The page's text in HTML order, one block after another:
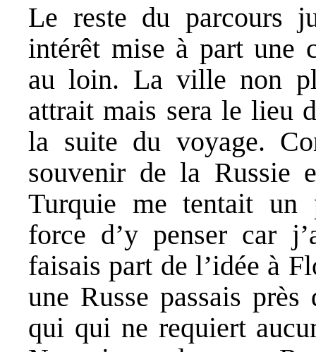
Le reste du parcours
intérêt mise à part une
au loin. La ville non
attrait mais sera le lieu
la suite du voyage.
souvenir de la Russie
Turquie me tentait un
force d’y penser car
faisais part de l’idée à
une Russe passais
qui qui ne requiert